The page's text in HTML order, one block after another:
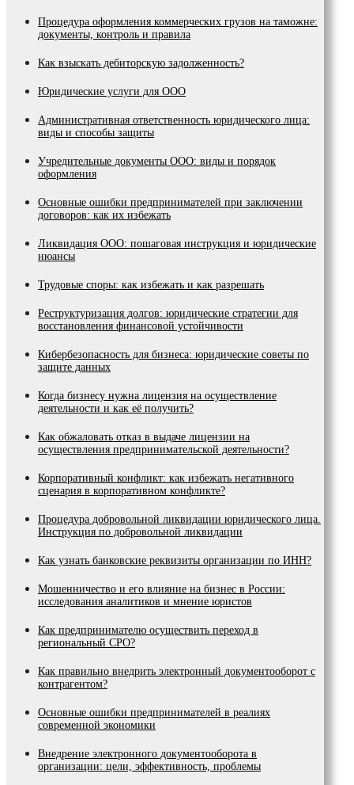
Процедура оформления коммерческих грузов на таможне:
документы, контроль и правила
Как взыскать дебиторскую задолженность?
Юридические услуги для ООО
Административная ответственность юридического лица:
виды и способы защиты
Учредительные документы ООО: виды и порядок
оформления
Основные ошибки предпринимателей при заключении
договоров: как их избежать
Ликвидация ООО: пошаговая инструкция и юридические
нюансы
Трудовые споры: как избежать и как разрешать
Реструктуризация долгов: юридические стратегии для
восстановления финансовой устойчивости
Кибербезопасность для бизнеса: юридические советы по
защите данных
Когда бизнесу нужна лицензия на осуществление
деятельности и как её получить?
Как обжаловать отказ в выдаче лицензии на
осуществления предпринимательской деятельности?
Корпоративный конфликт: как избежать негативного
сценария в корпоративном конфликте?
Процедура добровольной ликвидации юридического лица.
Инструкция по добровольной ликвидации
Как узнать банковские реквизиты организации по ИНН?
Мошенничество и его влияние на бизнес в России:
исследования аналитиков и мнение юристов
Как предпринимателю осуществить переход в
региональный СРО?
Как правильно внедрить электронный документооборот с
контрагентом?
Основные ошибки предпринимателей в реалиях
современной экономики
Внедрение электронного документооборота в
организации: цели, эффективность, проблемы